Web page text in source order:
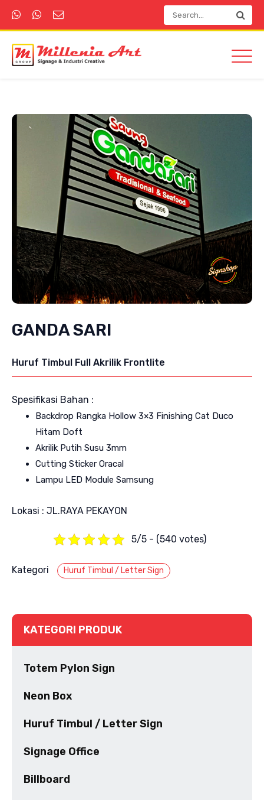
GANDA SARI
Huruf Timbul Full Akrilik Frontlite
Spesifikasi Bahan :
Backdrop Rangka Hollow 3×3 Finishing Cat Duco
Hitam Doft
Akrilik Putih Susu 3mm
Cutting Sticker Oracal
Lampu LED Module Samsung
Lokasi : JL.RAYA PEKAYON
5/5 - (540 votes)
Kategori Huruf Timbul / Letter Sign
KATEGORI PRODUK
Totem Pylon Sign
Neon Box
Huruf Timbul / Letter Sign
Signage Office
Billboard